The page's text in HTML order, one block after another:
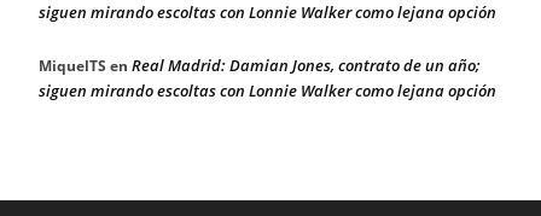
siguen mirando escoltas con Lonnie Walker como lejana opción
MiquelTS en Real Madrid: Damian Jones, contrato de un año;
siguen mirando escoltas con Lonnie Walker como lejana opción